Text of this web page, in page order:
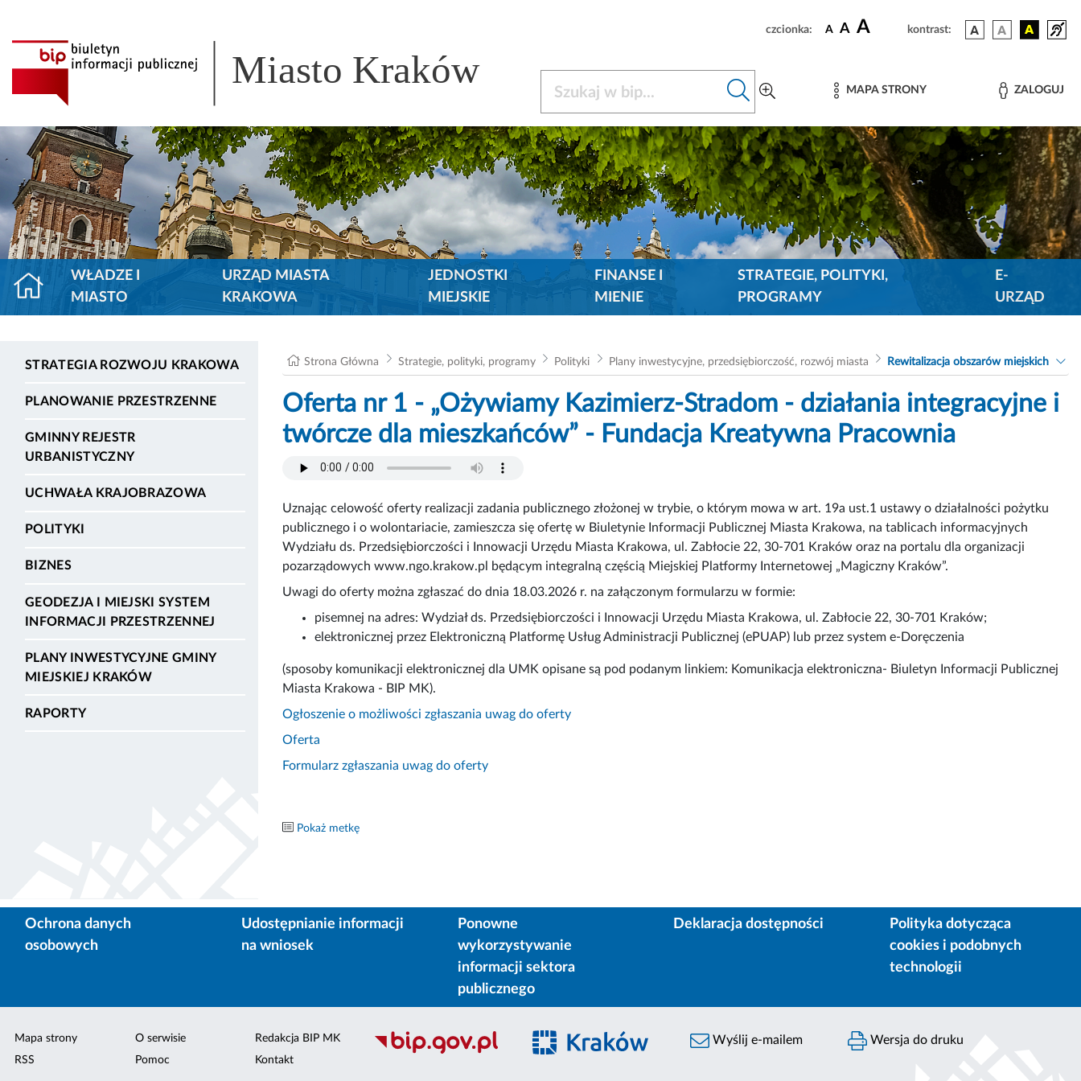
czcionka: A A A kontrast:
Miasto Kraków MAPA STRONY ZALOGUJ
WŁADZE I
MIASTO
URZĄD MIASTA
KRAKOWA
JEDNOSTKI
MIEJSKIE
FINANSE I
MIENIE
STRATEGIE, POLITYKI,
PROGRAMY
E-
URZĄD
STRATEGIA ROZWOJU KRAKOWA
PLANOWANIE PRZESTRZENNE
GMINNY REJESTR
URBANISTYCZNY
UCHWAŁA KRAJOBRAZOWA
POLITYKI
BIZNES
GEODEZJA I MIEJSKI SYSTEM
INFORMACJI PRZESTRZENNEJ
PLANY INWESTYCYJNE GMINY
MIEJSKIEJ KRAKÓW
RAPORTY
Strona Główna Strategie, polityki, programy Polityki Plany inwestycyjne, przedsiębiorczość, rozwój miasta Rewitalizacja obszarów miejskich
Oferta nr 1 - „Ożywiamy Kazimierz-Stradom - działania integracyjne i
twórcze dla mieszkańców” - Fundacja Kreatywna Pracownia
Uznając celowość oferty realizacji zadania publicznego złożonej w trybie, o którym mowa w art. 19a ust.1 ustawy o działalności pożytku
publicznego i o wolontariacie, zamieszcza się ofertę w Biuletynie Informacji Publicznej Miasta Krakowa, na tablicach informacyjnych
Wydziału ds. Przedsiębiorczości i Innowacji Urzędu Miasta Krakowa, ul. Zabłocie 22, 30-701 Kraków oraz na portalu dla organizacji
pozarządowych www.ngo.krakow.pl będącym integralną częścią Miejskiej Platformy Internetowej „Magiczny Kraków”.
Uwagi do oferty można zgłaszać do dnia 18.03.2026 r. na załączonym formularzu w formie:
pisemnej na adres: Wydział ds. Przedsiębiorczości i Innowacji Urzędu Miasta Krakowa, ul. Zabłocie 22, 30-701 Kraków;
elektronicznej przez Elektroniczną Platformę Usług Administracji Publicznej (ePUAP) lub przez system e-Doręczenia
(sposoby komunikacji elektronicznej dla UMK opisane są pod podanym linkiem: Komunikacja elektroniczna- Biuletyn Informacji Publicznej
Miasta Krakowa - BIP MK).
Ogłoszenie o możliwości zgłaszania uwag do oferty
Oferta
Formularz zgłaszania uwag do oferty
Pokaż metkę
Ochrona danych
osobowych
Udostępnianie informacji
na wniosek
Ponowne
wykorzystywanie
informacji sektora
publicznego
Deklaracja dostępności
Polityka dotycząca
cookies i podobnych
technologii
Mapa strony
RSS
O serwisie
Pomoc
Redakcja BIP MK
Kontakt
Wyślij e-mailem Wersja do druku